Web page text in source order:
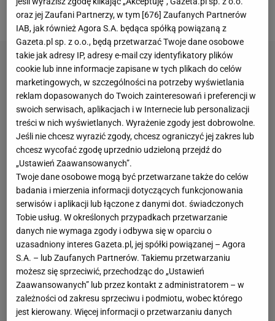
powrót na zaplecze elity po 12 latach przerwy.
oraz jej Zaufani Partnerzy, w tym [676] Zaufanych Partnerów
IAB, jak również Agora S.A. będąca spółką powiązaną z
Gazeta.pl sp. z o.o., będą przetwarzać Twoje dane osobowe
takie jak adresy IP, adresy e-mail czy identyfikatory plików
cookie lub inne informacje zapisane w tych plikach do celów
marketingowych, w szczególności na potrzeby wyświetlania
reklam dopasowanych do Twoich zainteresowań i preferencji w
swoich serwisach, aplikacjach i w Internecie lub personalizacji
treści w nich wyświetlanych. Wyrażenie zgody jest dobrowolne.
Jeśli nie chcesz wyrazić zgody, chcesz ograniczyć jej zakres lub
chcesz wycofać zgodę uprzednio udzieloną przejdź do
„Ustawień Zaawansowanych”.
Twoje dane osobowe mogą być przetwarzane także do celów
badania i mierzenia informacji dotyczących funkcjonowania
serwisów i aplikacji lub łączone z danymi dot. świadczonych
Tobie usług. W określonych przypadkach przetwarzanie
danych nie wymaga zgody i odbywa się w oparciu o
uzasadniony interes Gazeta.pl, jej spółki powiązanej – Agora
S.A. – lub Zaufanych Partnerów. Takiemu przetwarzaniu
możesz się sprzeciwić, przechodząc do „Ustawień
Zaawansowanych” lub przez kontakt z administratorem – w
zależności od zakresu sprzeciwu i podmiotu, wobec którego
jest kierowany. Więcej informacji o przetwarzaniu danych